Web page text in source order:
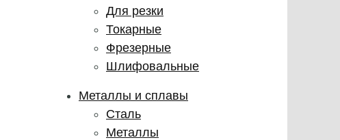
Для резки
Токарные
Фрезерные
Шлифовальные
Металлы и сплавы
Сталь
Металлы